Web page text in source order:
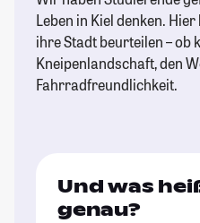
Leben in Kiel denken.
ihre Stadt beurteilen – ob
Kneipenlandschaft, den
Fahrradfreundlichkeit.
Und was
genau?